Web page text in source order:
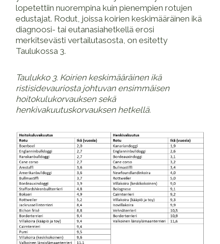
lopetettiin nuorempina kuin pienempien rotujen
edustajat. Rodut, joissa koirien keskimääräinen ikä
diagnoosi- tai eutanasiahetkellä erosi
merkitsevästi vertailutasosta, on esitetty
Taulukossa 3.
Taulukko 3. Koirien keskimääräinen ikä
ristisidevauriosta johtuvan ensimmäisen
hoitokulukorvauksen sekä
henkivakuutuskorvauksen hetkellä.